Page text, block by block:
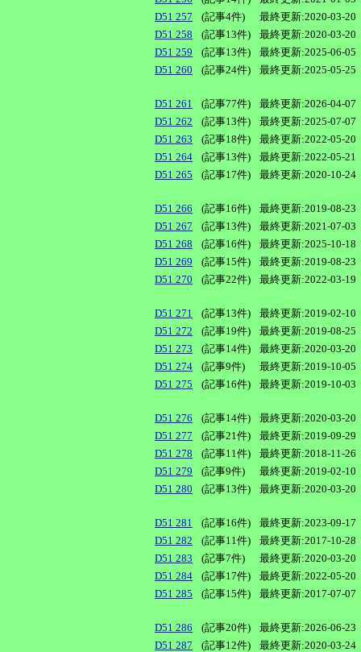
D51 257
(記事4件)
最終更新:2020-03-20
D51 258
(記事13件)
最終更新:2020-03-20
D51 259
(記事13件)
最終更新:2025-06-05
D51 260
(記事24件) 最終更新:2025-05-25
D51 261 (記事77件)
最終更新:2026-04-07
D51 262
(記事13件)
最終更新:2025-07-07
D51 263
(記事18件)
最終更新:2022-05-20
D51 264
(記事13件)
最終更新:2022-05-21
D51 265
(記事17件) 最終更新:2020-10-24
D51 266 (記事16件)
最終更新:2019-08-23
D51 267
(記事13件)
最終更新:2021-07-03
D51 268
(記事16件)
最終更新:2025-10-18
D51 269
(記事15件)
最終更新:2019-08-23
D51 270
(記事22件) 最終更新:2022-03-19
D51 271 (記事13件)
最終更新:2019-02-10
D51 272
(記事19件)
最終更新:2019-08-25
D51 273
(記事14件)
最終更新:2020-03-20
D51 274
(記事9件)
最終更新:2019-10-05
D51 275
(記事16件) 最終更新:2019-10-03
D51 276 (記事14件)
最終更新:2020-03-20
D51 277
(記事21件)
最終更新:2019-09-29
D51 278
(記事11件)
最終更新:2018-11-26
D51 279
(記事9件)
最終更新:2019-02-10
D51 280
(記事13件) 最終更新:2020-03-20
D51 281 (記事16件)
最終更新:2023-09-17
D51 282
(記事11件)
最終更新:2017-10-28
D51 283
(記事7件)
最終更新:2020-03-20
D51 284
(記事17件)
最終更新:2022-05-20
D51 285
(記事15件) 最終更新:2017-07-07
D51 286 (記事20件)
最終更新:2026-06-23
D51 287
(記事12件)
最終更新:2020-03-24